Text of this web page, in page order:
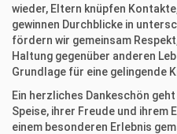
wieder, Eltern knüpfen
gewinnen Durchblicke in
fördern wir gemeinsam
Haltung gegenüber anderen
Grundlage für eine gelingende
Ein herzliches Dankeschön
Speise, ihrer Freude und ihrem
einem besonderen Erlebnis